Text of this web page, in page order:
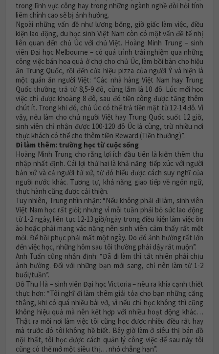
trong lĩnh vực công hay trong những ngành nghề đòi hỏi tính
liêm chính cao sẽ bị ảnh hưởng.
Ngoài những vấn đề như lương bổng, giờ giấc làm việc, điều
kiện lao động, du học sinh Việt Nam còn có một vấn đề tế nhị
liên quan đến chủ Úc với chủ Việt. Hoàng Minh Trung – sinh
viên Đại học Melbourne – có quá trình trải nghiệm qua những
công việc bán hoa quả ở chợ cho chủ Úc, làm bồi bàn cho hiệu
ăn Trung Quốc, rồi đến cửa hiệu pizza của người Ý và hiện là
một quán ăn người Việt: “Các nhà hàng Việt Nam hay Trung
Quốc thường trả từ 8,5-9 đô, cùng lắm là 10 đô. Lúc mới học
việc chỉ được khoảng 8 đô, sau đó tiền công được tăng thêm
chút ít. Trong khi đó, chủ Úc có thể trả tiền mặt từ 12-14 đô. Vì
vậy, nếu làm cho chủ người Việt hay Trung Quốc suốt 12 giờ,
sinh viên chỉ nhận được 100-120 đô Úc là cùng, trừ nhiều nơi
thực khách có thể cho thêm tiền Reward (Tiền thưởng)”.
Đi làm thêm: trường học từ cuộc sống
Hoàng Minh Trung cho rằng lợi ích đầu tiên là kiếm thêm thu
nhập nhất định. Cái lợi thứ hai là khả năng tiếp xúc với người
bản xứ và cả người tứ xứ, từ đó hiểu được cách suy nghĩ của
người nước khác. Tương tự, khả năng giao tiếp về ngôn ngữ,
thực hành cũng được cải thiện.
Tuy nhiên, Trung nhìn nhận: “Nếu không phải đi làm, sinh viên
Việt Nam học rất giỏi; nhưng vì mỗi tuần phải bỏ sức lao động
từ 1-2 ngày, liên tục 12-13 giờ/ngày trong điều kiện làm việc ồn
ào hoặc phải mang vác nặng nên sinh viên cảm thấy rất mệt
mỏi. Để hồi phục phải mất một ngày. Do đó ảnh hưởng rất lớn
đến việc học, những hôm sau tôi thường phải dậy rất muộn”.
Anh Tuấn cũng nhận định: “Đã đi làm thì tất nhiên phải chịu
ảnh hưởng. Đối với những bạn mới sang, chỉ nên làm từ 1-2
buổi/tuần”.
Đỗ Thu Hà – sinh viên Đại học Victoria – nêu ra khía cạnh thiết
thực hơn: “Tôi nghĩ đi làm thêm giải tỏa cho bạn những căng
thẳng, khi có quá nhiều bài vở, vì nếu chỉ học không thì cũng
không hiệu quả mà nên kết hợp với nhiều hoạt động khác…
Thật ra mỗi nơi làm việc tôi cũng học được nhiều điều rất hay
mà trước đó tôi không hề biết. Bây giờ làm ở siêu thị bán đồ
nội thất, tôi học được cách quản lý công việc để sau này tôi
cũng có thể mở một siêu thị… nhỏ chẳng hạn”.